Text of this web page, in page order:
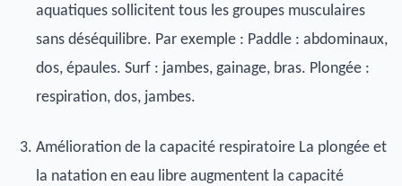
aquatiques sollicitent tous les groupes musculaires
sans déséquilibre. Par exemple : Paddle : abdominaux,
dos, épaules. Surf : jambes, gainage, bras. Plongée :
respiration, dos, jambes.
Amélioration de la capacité respiratoire La plongée et
la natation en eau libre augmentent la capacité